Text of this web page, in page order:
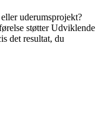
uderumsprojekt?
støtter Udviklende
det resultat, du